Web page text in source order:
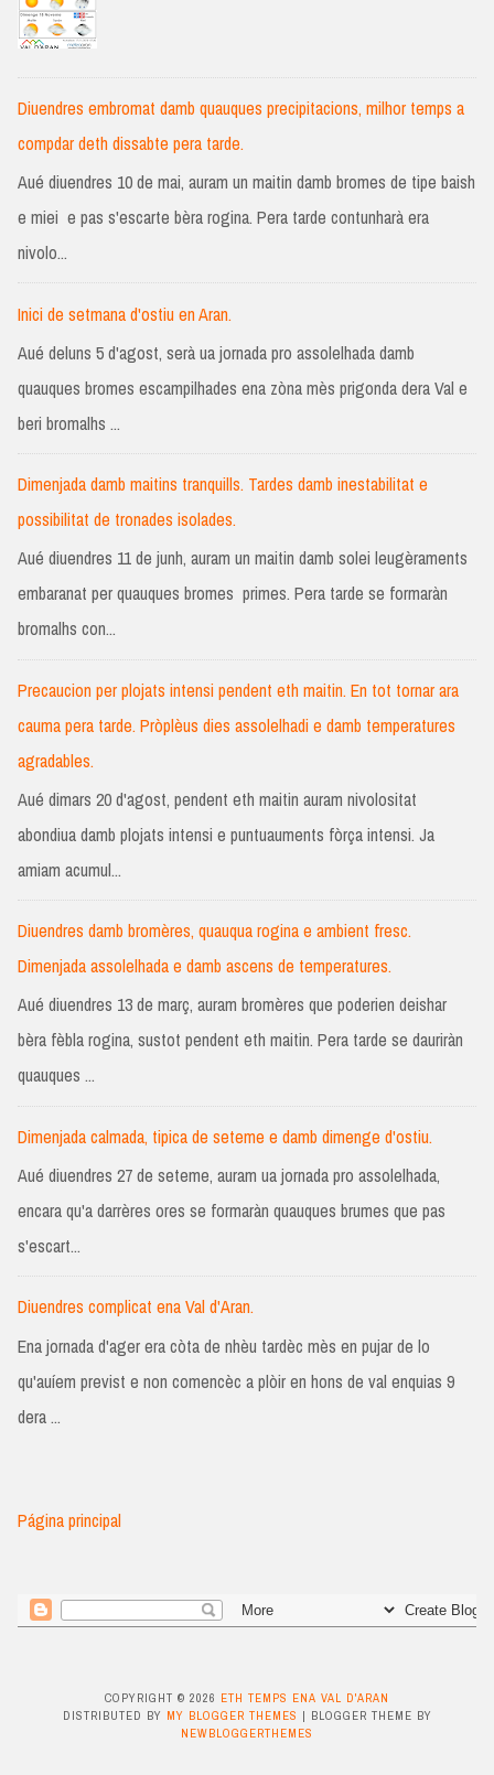
Diuendres embromat damb quauques precipitacions, milhor temps a
compdar deth dissabte pera tarde.
Aué diuendres 10 de mai, auram un maitin damb bromes de tipe baish
e miei e pas s'escarte bèra rogina. Pera tarde contunharà era
nivolo...
Inici de setmana d'ostiu en Aran.
Aué deluns 5 d'agost, serà ua jornada pro assolelhada damb
quauques bromes escampilhades ena zòna mès prigonda dera Val e
beri bromalhs ...
Dimenjada damb maitins tranquills. Tardes damb inestabilitat e
possibilitat de tronades isolades.
Aué diuendres 11 de junh, auram un maitin damb solei leugèraments
embaranat per quauques bromes primes. Pera tarde se formaràn
bromalhs con...
Precaucion per plojats intensi pendent eth maitin. En tot tornar ara
cauma pera tarde. Pròplèus dies assolelhadi e damb temperatures
agradables.
Aué dimars 20 d'agost, pendent eth maitin auram nivolositat
abondiua damb plojats intensi e puntuauments fòrça intensi. Ja
amiam acumul...
Diuendres damb bromères, quauqua rogina e ambient fresc.
Dimenjada assolelhada e damb ascens de temperatures.
Aué diuendres 13 de març, auram bromères que poderien deishar
bèra fèbla rogina, sustot pendent eth maitin. Pera tarde se dauriràn
quauques ...
Dimenjada calmada, tipica de seteme e damb dimenge d'ostiu.
Aué diuendres 27 de seteme, auram ua jornada pro assolelhada,
encara qu'a darrères ores se formaràn quauques brumes que pas
s'escart...
Diuendres complicat ena Val d'Aran.
Ena jornada d'ager era còta de nhèu tardèc mès en pujar de lo
qu'auíem previst e non comencèc a plòir en hons de val enquias 9
dera ...
Página principal
COPYRIGHT © 2026 ETH TEMPS ENA VAL D'ARAN
DISTRIBUTED BY MY BLOGGER THEMES | BLOGGER THEME BY
NEWBLOGGERTHEMES